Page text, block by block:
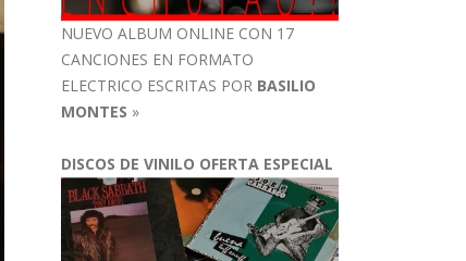
NUEVO ALBUM ONLINE CON 17
CANCIONES EN FORMATO
ELECTRICO ESCRITAS POR BASILIO
MONTES »
DISCOS DE VINILO OFERTA ESPECIAL